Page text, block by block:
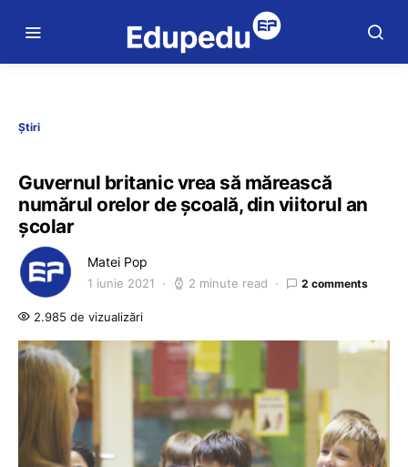
Știri
Guvernul britanic vrea să mărească
numărul orelor de școală, din viitorul an
școlar
Matei Pop
1 iunie 2021 2 minute read 2 comments
2.985 de vizualizări